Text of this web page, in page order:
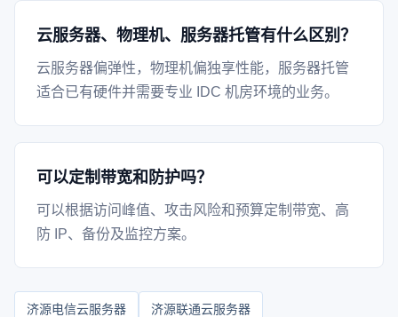
云服务器、物理机、服务器托管有什么区别？
云服务器偏弹性，物理机偏独享性能，服务器托管
适合已有硬件并需要专业 IDC 机房环境的业务。
可以定制带宽和防护吗？
可以根据访问峰值、攻击风险和预算定制带宽、高
防 IP、备份及监控方案。
济源电信云服务器 济源联通云服务器